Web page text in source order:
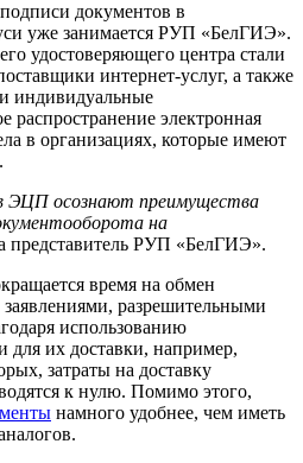
документов в
уже занимается РУП «БелГИЭ».
удостоверяющего центра стали
интернет-услуг, а также
индивидуальные
электронная
в организациях, которые имеют
ЭЦП осознают преимущества
на
представитель РУП «БелГИЭ».
время на обмен
разрешительными
использованию
для их доставки, например,
затраты на доставку
к нулю. Помимо этого,
намного удобнее, чем иметь